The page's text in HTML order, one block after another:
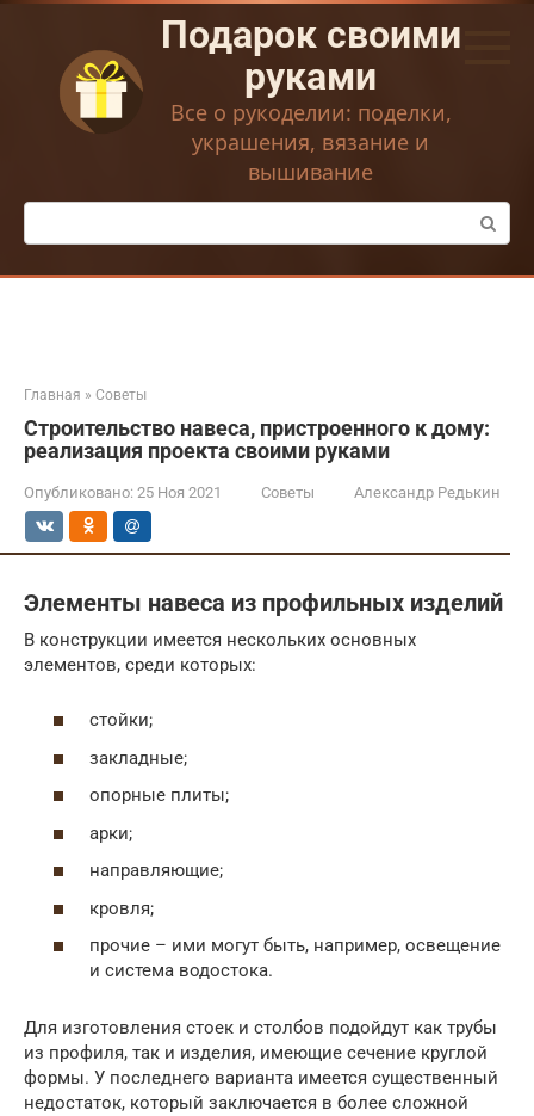
Перейти
контенту
Подарок своими
руками
Все о рукоделии: поделки,
украшения, вязание и
вышивание
Поиск:
Главная » Советы
Строительство навеса, пристроенного к дому:
реализация проекта своими руками
Опубликовано: 25 Ноя 2021 Советы Александр Редькин
Элементы навеса из профильных изделий
В конструкции имеется нескольких основных
элементов, среди которых:
стойки;
закладные;
опорные плиты;
арки;
направляющие;
кровля;
прочие – ими могут быть, например, освещение
и система водостока.
Для изготовления стоек и столбов подойдут как трубы
из профиля, так и изделия, имеющие сечение круглой
формы. У последнего варианта имеется существенный
недостаток, который заключается в более сложной